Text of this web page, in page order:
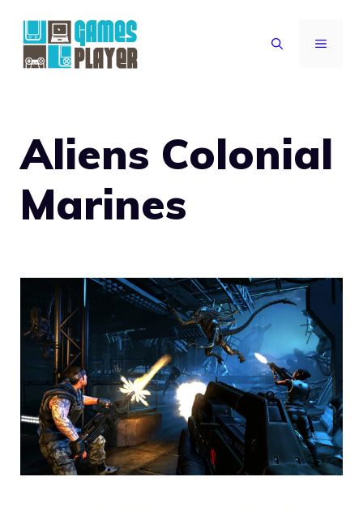
contenuto
MENU
Aliens Colonial
Marines